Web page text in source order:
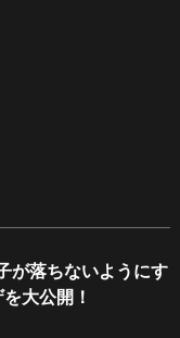
が落ちないようにす
大公開！